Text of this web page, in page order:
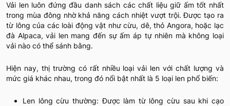
Vải len luôn đứng đầu danh sách các chất liệu giữ ấm tốt nhất
trong mùa đông nhờ khả năng cách nhiệt vượt trội. Được tạo ra
từ lông của các loài động vật như cừu, dê, thỏ Angora, hoặc lạc
đà Alpaca, vải len mang đến sự ấm áp tự nhiên mà không loại
vải nào có thể sánh bằng.
Hiện nay, thị trường có rất nhiều loại vải len với chất lượng và
mức giá khác nhau, trong đó nổi bật nhất là 5 loại len phổ biến:
Len lông cừu thường: Được làm từ lông cừu sau khi cạo